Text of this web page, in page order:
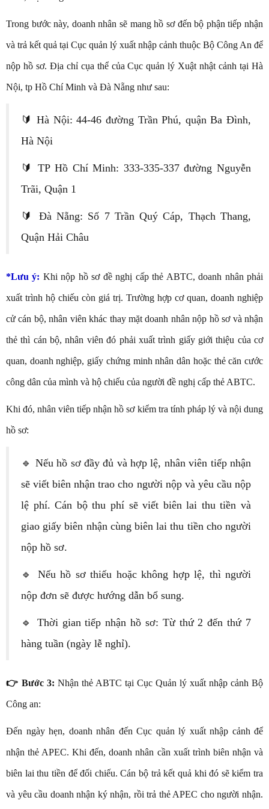
Trong bước này, doanh nhân sẽ mang hồ sơ đến bộ phận tiếp nhận
và trả kết quả tại Cục quản lý xuất nhập cảnh thuộc Bộ Công An để
nộp hồ sơ. Địa chỉ cụa thể của Cục quản lý Xuật nhật cảnh tại Hà
Nội, tp Hồ Chí Minh và Đà Nẵng như sau:
🔰 Hà Nội: 44-46 đường Trần Phú, quận Ba Đình,
Hà Nội
🔰 TP Hồ Chí Minh: 333-335-337 đường Nguyễn
Trãi, Quận 1
🔰 Đà Nẵng: Số 7 Trần Quý Cáp, Thạch Thang,
Quận Hải Châu ​
*Lưu ý: Khi nộp hồ sơ đề nghị cấp thẻ ABTC, doanh nhân phải
xuất trình hộ chiếu còn giá trị. Trường hợp cơ quan, doanh nghiệp
cử cán bộ, nhân viên khác thay mặt doanh nhân nộp hồ sơ và nhận
thẻ thì cán bộ, nhân viên đó phải xuất trình giấy giới thiệu của cơ
quan, doanh nghiệp, giấy chứng minh nhân dân hoặc thẻ căn cước
công dân của mình và hộ chiếu của người đề nghị cấp thẻ ABTC.
Khi đó, nhân viên tiếp nhận hồ sơ kiểm tra tính pháp lý và nội dung
hồ sơ:
🔹 Nếu hồ sơ đầy đủ và hợp lệ, nhân viên tiếp nhận
sẽ viết biên nhận trao cho người nộp và yêu cầu nộp
lệ phí. Cán bộ thu phí sẽ viết biên lai thu tiền và
giao giấy biên nhận cùng biên lai thu tiền cho người
nộp hồ sơ.
🔹 Nếu hồ sơ thiếu hoặc không hợp lệ, thì người
nộp đơn sẽ được hướng dẫn bổ sung.
🔹 Thời gian tiếp nhận hồ sơ: Từ thứ 2 đến thứ 7
hàng tuần (ngày lễ nghỉ).
👉 Bước 3: Nhận thẻ ABTC tại Cục Quản lý xuất nhập cảnh Bộ
Công an:
Đến ngày hẹn, doanh nhân đến Cục quản lý xuất nhập cảnh để
nhận thẻ APEC. Khi đến, doanh nhân cần xuất trình biên nhận và
biên lai thu tiền để đối chiếu. Cán bộ trả kết quả khi đó sẽ kiểm tra
và yêu cầu doanh nhận ký nhận, rồi trả thẻ APEC cho người nhận.